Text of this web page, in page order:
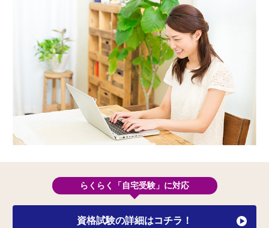
らくらく「自宅受験」に対応
資格試験の詳細はコチラ！